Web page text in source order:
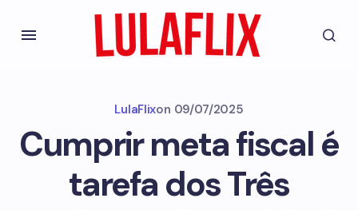
LulaFlixon 09/07/2025
Cumprir meta fiscal é
tarefa dos Três